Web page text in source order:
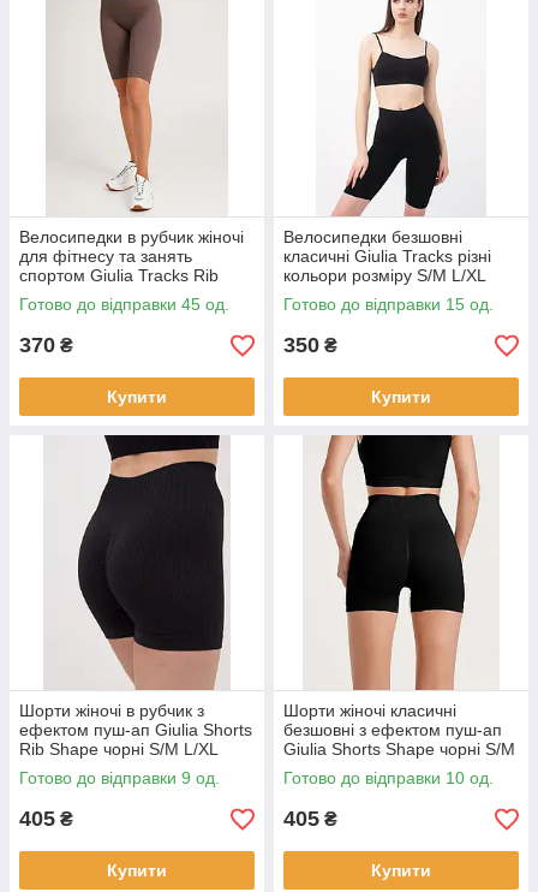
Велосипедки в рубчик жіночі
для фітнесу та занять
спортом Giulia Tracks Rib
чорні коричневі розмір
універсальний
Готово до відправки 45 од.
370 ₴
Купити
Велосипедки безшовні
класичні Giulia Tracks різні
кольори розміру S/M L/XL
Готово до відправки 15 од.
350 ₴
Купити
Шорти жіночі в рубчик з
ефектом пуш-ап Giulia Shorts
Rib Shape чорні S/M L/XL
Готово до відправки 9 од.
405 ₴
Купити
Шорти жіночі класичні
безшовні з ефектом пуш-ап
Giulia Shorts Shape чорні S/M
L/XL
Готово до відправки 10 од.
405 ₴
Купити